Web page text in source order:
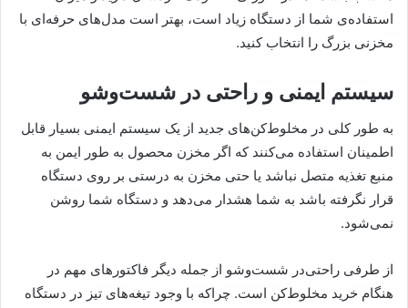
استفاده‌ی شما از دستگاه زیاد است، بهتر است مدل‌های حرفه‌ای با
مخزنی بزرگ را انتخاب کنید.
سیستم ایمنی و راحتی‌ در شست‌وشو
به طور کلی در مخلوط‌کن‌های جدید از یک سیستم ایمنی بسیار قابل
اطمینان استفاده می‌کنند که اگر مخزن محصول به طور ایمن به
منبع تغذیه متصل نباشد یا حتی مخزن به درستی بر روی دستگاه
قرار نگرفته باشد به شما هشدار می‌دهد و دستگاه شما روشن
نمی‌شود.
از طرفی راحتی‌در شست‌وشو از جمله دیگر فاکتورهای مهم در
هنگام خرید مخلوط‌کن است. چراکه با وجود تیغه‌های تیز در دستگاه